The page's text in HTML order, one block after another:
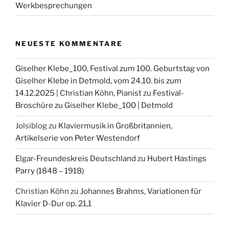
Werkbesprechungen
NEUESTE KOMMENTARE
Giselher Klebe_100, Festival zum 100. Geburtstag von
Giselher Klebe in Detmold, vom 24.10. bis zum
14.12.2025 | Christian Köhn, Pianistzu Festival-
Broschüre zu Giselher Klebe_100 | Detmold
Jolsiblogzu Klaviermusik in Großbritannien,
Artikelserie von Peter Westendorf
Elgar-Freundeskreis Deutschland zu Hubert Hastings
Parry (1848 – 1918)
Christian Köhn zu Johannes Brahms, Variationen für
Klavier D-Dur op. 21,1